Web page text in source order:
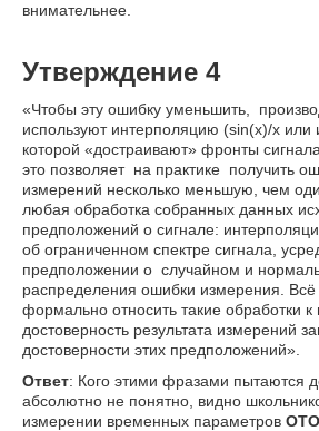
внимательнее.
Утверждение 4
«Чтобы эту ошибку уменьшить,
используют интерполяцию (sin(x)/x или
которой «достраивают» фронты
это позволяет на практике получить
измерений несколько меньшую, чем
любая обработка собранных данных
предположений о сигнале:
об ограниченном спектре сигнала,
предположении о случайном и
распределения ошибки измерения. Всё
формально относить такие обработки к
достоверность результата измерений
достоверности этих предположений».
Ответ: Кого этими фразами пытаются
абсолютно не понятно, видно
измерении временных параметров